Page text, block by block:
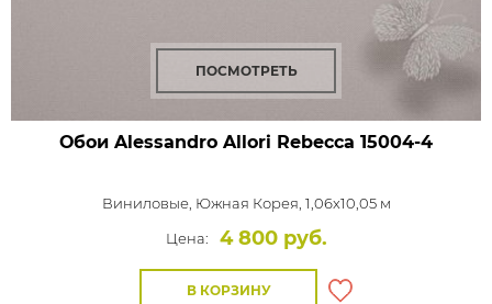
ПОСМОТРЕТЬ
Обои Alessandro Allori Rebecca 15004-4
Виниловые, Южная Корея, 1,06x10,05 м
Цена:
4 800 руб.
В КОРЗИНУ